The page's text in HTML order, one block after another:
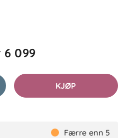
6 099
KJØP
Færre enn 5